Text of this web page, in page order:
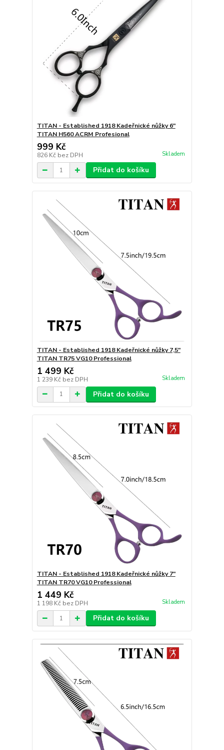
TITAN - Established 1918 Kadeřnické nůžky 6"
TITAN H560 ACRM Profesional
999 Kč
826 Kč bez DPH Skladem
Přidat do košíku
TITAN - Established 1918 Kadeřnické nůžky 7,5"
TITAN TR75 VG10 Professional
1 499 Kč
1 239 Kč bez DPH Skladem
Přidat do košíku
TITAN - Established 1918 Kadeřnické nůžky 7"
TITAN TR70 VG10 Professional
1 449 Kč
1 198 Kč bez DPH Skladem
Přidat do košíku